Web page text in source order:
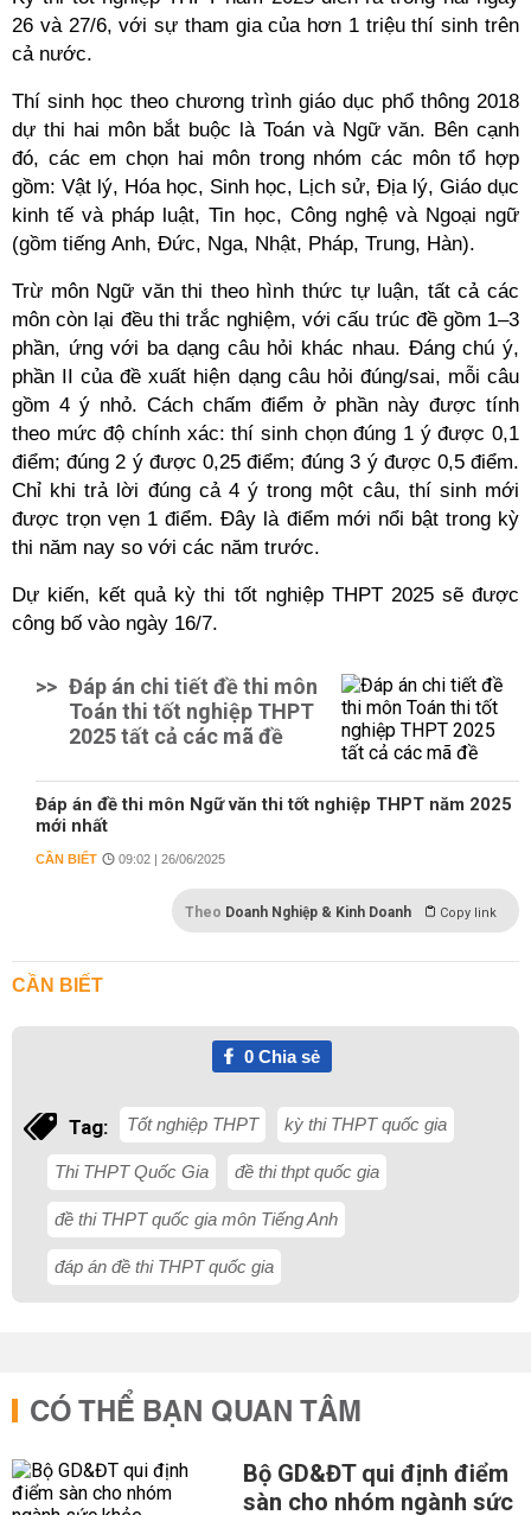
26 và 27/6, với sự tham gia của hơn 1 triệu thí sinh trên
cả nước.
Thí sinh học theo chương trình giáo dục phổ thông 2018
dự thi hai môn bắt buộc là Toán và Ngữ văn. Bên cạnh
đó, các em chọn hai môn trong nhóm các môn tổ hợp
gồm: Vật lý, Hóa học, Sinh học, Lịch sử, Địa lý, Giáo dục
kinh tế và pháp luật, Tin học, Công nghệ và Ngoại ngữ
(gồm tiếng Anh, Đức, Nga, Nhật, Pháp, Trung, Hàn).
Trừ môn Ngữ văn thi theo hình thức tự luận, tất cả các
môn còn lại đều thi trắc nghiệm, với cấu trúc đề gồm 1–3
phần, ứng với ba dạng câu hỏi khác nhau. Đáng chú ý,
phần II của đề xuất hiện dạng câu hỏi đúng/sai, mỗi câu
gồm 4 ý nhỏ. Cách chấm điểm ở phần này được tính
theo mức độ chính xác: thí sinh chọn đúng 1 ý được 0,1
điểm; đúng 2 ý được 0,25 điểm; đúng 3 ý được 0,5 điểm.
Chỉ khi trả lời đúng cả 4 ý trong một câu, thí sinh mới
được trọn vẹn 1 điểm. Đây là điểm mới nổi bật trong kỳ
thi năm nay so với các năm trước.
Dự kiến, kết quả kỳ thi tốt nghiệp THPT 2025 sẽ được
công bố vào ngày 16/7.
>> Đáp án chi tiết đề thi môn
Toán thi tốt nghiệp THPT
2025 tất cả các mã đề
Đáp án đề thi môn Ngữ văn thi tốt nghiệp THPT năm 2025
mới nhất
CẦN BIẾT 09:02 | 26/06/2025
Theo Doanh Nghiệp & Kinh Doanh Copy link
CẦN BIẾT
0Chia sẻ
Tag: Tốt nghiệp THPT kỳ thi THPT quốc gia
Thi THPT Quốc Gia đề thi thpt quốc gia
đề thi THPT quốc gia môn Tiếng Anh
đáp án đề thi THPT quốc gia
CÓ THỂ BẠN QUAN TÂM
Bộ GD&ĐT qui định điểm
sàn cho nhóm ngành sức